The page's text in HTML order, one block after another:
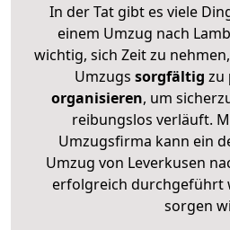
In der Tat gibt es viele
einem Umzug nach
wichtig, sich Zeit zu
Umzugs sorgfältig zu
organisieren, um
reibungslos verläuft.
Umzugsfirma kann ein
Umzug von Leverkusen
erfolgreich durchgeführt
sorgen